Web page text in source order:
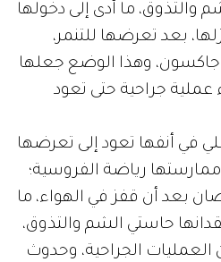
ما أدى إلى دخولها
بعد تعرضها للتنمر،
وهذا الوضع جعلها
عملية جراحية حتى تعود
في أنفها تعود إلى تعرضها
رياضة الفروسية؛
بعد أن قفز في الهواء، ما
حاستي الشم والتذوق،
الجراحية، وحدوث